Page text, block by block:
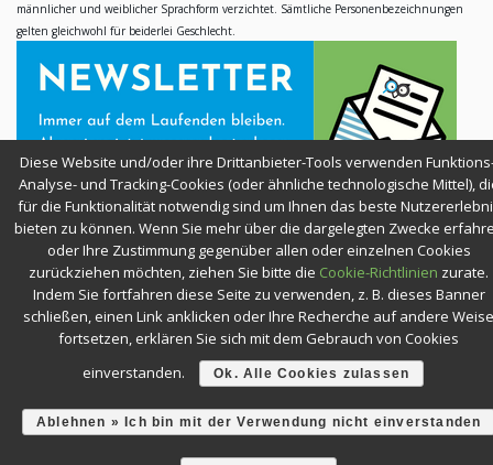
männlicher und weiblicher Sprachform verzichtet. Sämtliche Personenbezeichnungen
gelten gleichwohl für beiderlei Geschlecht.
SICHER EINKAUFEN
KURSE & WEBINARE —BLEIBEN SIE NEUGIERIG!
Diese Website und/oder ihre Drittanbieter-Tools verwenden
Analyse- und Tracking-Cookies (oder ähnliche technologische Mittel),
für die Funktionalität notwendig sind um Ihnen das beste
bieten zu können. Wenn Sie mehr über die dargelegten Zwecke
oder Ihre Zustimmung gegenüber allen oder einzelnen Cookies
zurückziehen möchten, ziehen Sie bitte die Cookie-Richtlinien zurate.
Indem Sie fortfahren diese Seite zu verwenden, z. B. dieses Banner
schließen, einen Link anklicken oder Ihre Recherche auf andere
fortsetzen, erklären Sie sich mit dem Gebrauch von Cookies
einverstanden.
Ok. Alle Cookies zulassen
Ablehnen » Ich bin mit der Verwendung nicht einverstanden